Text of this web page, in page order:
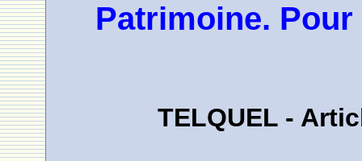
Patrimoine. Pour
TELQUEL -